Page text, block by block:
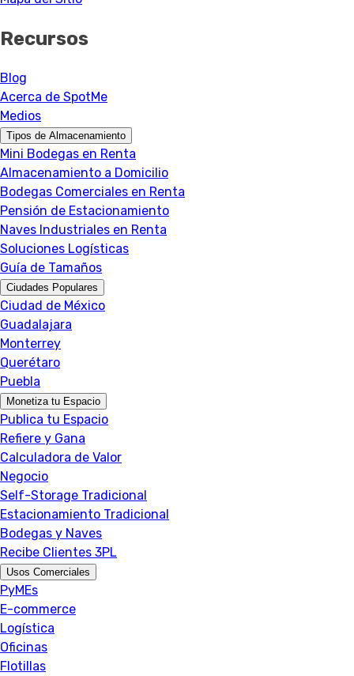
Recursos
Blog
Acerca de SpotMe
Medios
Tipos de Almacenamiento
Mini Bodegas en Renta
Almacenamiento a Domicilio
Bodegas Comerciales en Renta
Pensión de Estacionamiento
Naves Industriales en Renta
Soluciones Logísticas
Guía de Tamaños
Ciudades Populares
Ciudad de México
Guadalajara
Monterrey
Querétaro
Puebla
Monetiza tu Espacio
Publica tu Espacio
Refiere y Gana
Calculadora de Valor
Negocio
Self-Storage Tradicional
Estacionamiento Tradicional
Bodegas y Naves
Recibe Clientes 3PL
Usos Comerciales
PyMEs
E-commerce
Logística
Oficinas
Flotillas